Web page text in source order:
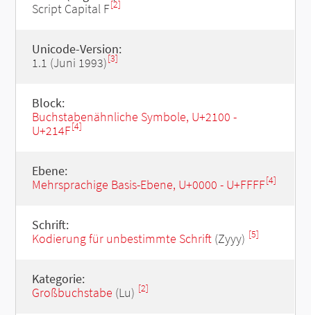
Script Capital F[2]
Unicode-Version:
1.1 (Juni 1993)[3]
Block:
Buchstabenähnliche Symbole, U+2100 -
U+214F[4]
Ebene:
Mehrsprachige Basis-Ebene, U+0000 - U+FFFF[4]
Schrift:
Kodierung für unbestimmte Schrift(Zyyy) [5]
Kategorie:
Großbuchstabe (Lu) [2]